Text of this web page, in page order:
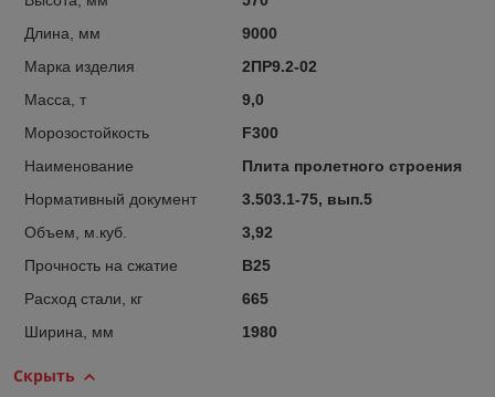
Длина, мм
9000
Марка изделия
2ПР9.2-02
Масса, т
9,0
Морозостойкость
F300
Наименование
Плита пролетного строения
Нормативный документ
3.503.1-75, вып.5
Объем, м.куб.
3,92
Прочность на сжатие
B25
Расход стали, кг
665
Ширина, мм
1980
Скрыть